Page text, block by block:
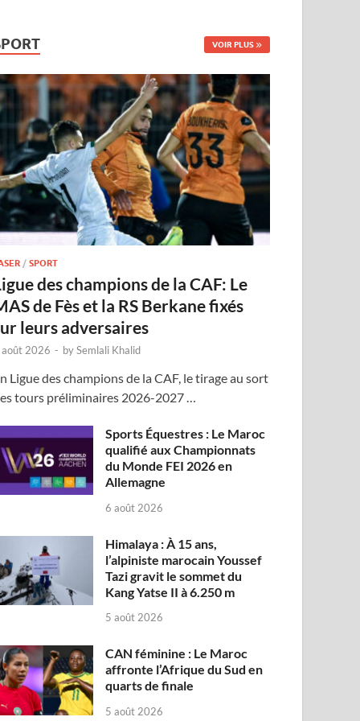
VOIR PLUS
/SPORT
des champions de la CAF: Le
de Fès et la RS Berkane fixés
leurs adversaires
2026 - bySemlali Khalid
Ligue des champions de la CAF, le tirage au sort
tours préliminaires 2026-2027 …
Sports Équestres : Le Maroc
qualifié aux Championnats
du Monde FEI 2026 en
Allemagne
6 août 2026
Himalaya : À 15 ans,
l’alpiniste marocain Youssef
Tazi gravit le sommet du
Kang Yatse II à 6.250 m
5 août 2026
CAN féminine : Le Maroc
affronte l’Afrique du Sud en
quarts de finale
5 août 2026